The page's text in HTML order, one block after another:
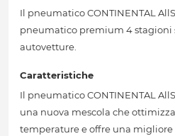
Il pneumatico CONTINENTAL
pneumatico premium 4
autovetture.
Caratteristiche
Il pneumatico CONTINENTAL
una nuova mescola che
temperature e offre una migliore